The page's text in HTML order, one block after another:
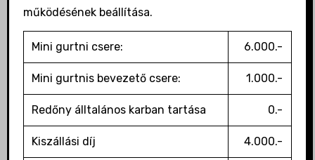
működésének beállítása.
Mini gurtni csere: 6.000.-
Mini gurtnis bevezető csere: 1.000.-
Redőny álltalános karban tartása 0.-
Kiszállási díj 4.000.-